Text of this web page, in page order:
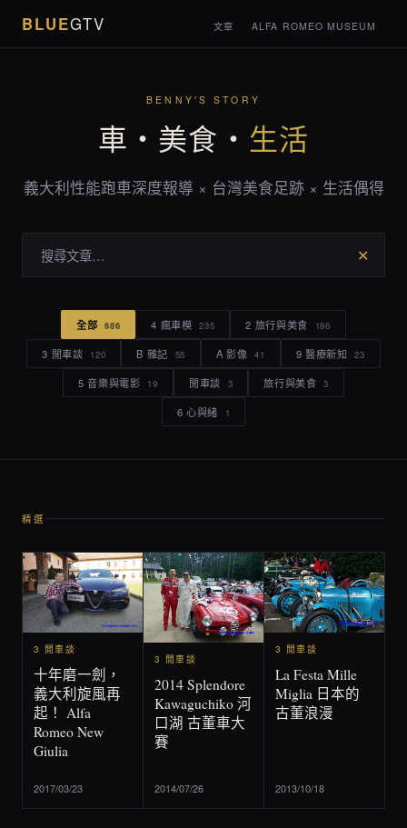
BLUEGTV 文章 ALFA ROMEO MUSEUM
BENNY'S STORY
車・美食・ 生活
義大利性能跑車深度報導 × 台灣美食足跡 × 生活偶得
✕
全部 686 4 瘋車模 235 2 旅行與美食 186
3 閒車談 120 B 雜記 55 A 影像 41 9 醫療新知 23
5 音樂與電影 19 閒車談 3 旅行與美食 3
6 心與緒 1
精選
3 閒車談
十年磨一劍，
義大利旋風再
起！ Alfa
Romeo New
Giulia
2017/03/23
3 閒車談
2014 Splendore
Kawaguchiko 河
口湖 古董車大
賽
2014/07/26
3 閒車談
La Festa Mille
Miglia 日本的
古董浪漫
2013/10/18